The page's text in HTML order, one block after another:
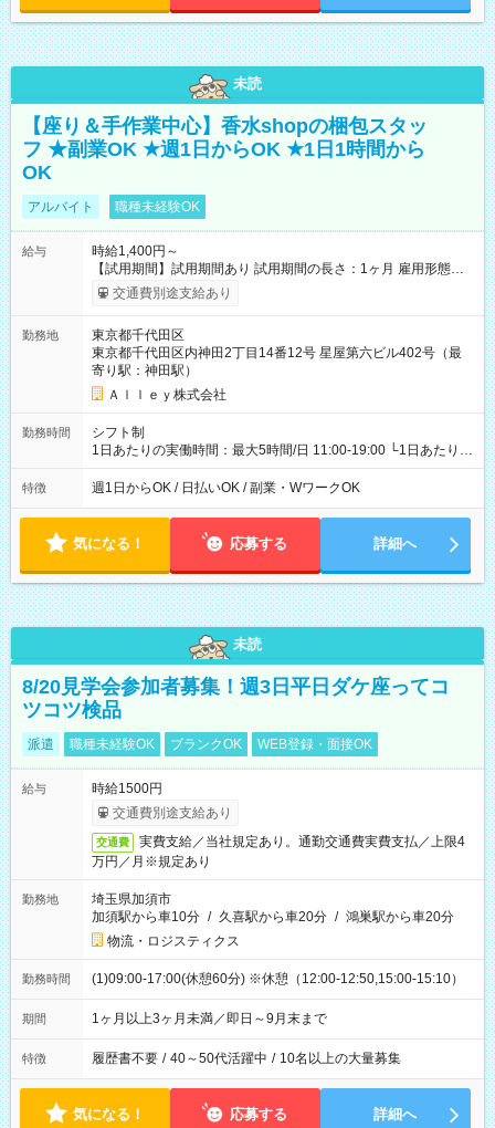
未読
【座り＆手作業中心】香水shopの梱包スタッ
フ ★副業OK ★週1日からOK ★1日1時間から
OK
アルバイト 職種未経験OK
給与
時給1,400円～
【試用期間】試用期間あり 試用期間の長さ：1ヶ月 雇用形態、
給与は本採用時と同じです。
交通費別途支給あり
勤務地
東京都千代田区
東京都千代田区内神田2丁目14番12号 星屋第六ビル402号（最
寄り駅：神田駅）
Ａｌｌｅｙ株式会社
勤務時間
シフト制
1日あたりの実働時間：最大5時間/日 11:00-19:00 └1日あたりの
実働時間：1-5時間 └上記の時間帯内であれば、いつでも勤務可
能！ └平日・土曜日の中で、お好きな曜日でご勤務いただけま
18:00 などのように、自由な働き方が可能なお仕事です！
特徴 週1日からOK / 日払いOK / 副業・WワークOK
気になる！ 応募する 詳細へ
未読
8/20見学会参加者募集！週3日平日ダケ座ってコ
ツコツ検品
派遣 職種未経験OK ブランクOK WEB登録・面接OK
給与
時給1500円
交通費別途支給あり
交通費
実費支給／当社規定あり。通勤交通費実費支払／上限4
万円／月※規定あり
勤務地
埼玉県加須市
加須駅から車10分 / 久喜駅から車20分 / 鴻巣駅から車20分
物流・ロジスティクス
勤務時間 (1)09:00-17:00(休憩60分) ※休憩（12:00-12:50,15:00-15:10）
期間 1ヶ月以上3ヶ月未満／即日～9月末まで
特徴 履歴書不要 / 40～50代活躍中 / 10名以上の大量募集
気になる！ 応募する 詳細へ